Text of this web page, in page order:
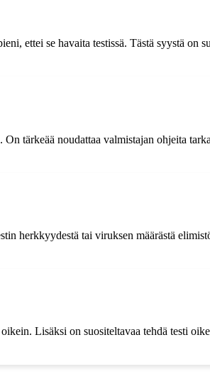
ettei se havaita testissä. Tästä syystä on
tärkeää noudattaa valmistajan ohjeita
herkkyydestä tai viruksen määrästä
Lisäksi on suositeltavaa tehdä testi